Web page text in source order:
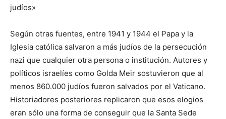
judíos»
Según otras fuentes, entre 1941 y 1944 el Papa y la
Iglesia católica salvaron a más judíos de la persecución
nazi que cualquier otra persona o institución. Autores y
políticos israelíes como Golda Meir sostuvieron que al
menos 860.000 judíos fueron salvados por el Vaticano.
Historiadores posteriores replicaron que esos elogios
eran sólo una forma de conseguir que la Santa Sede